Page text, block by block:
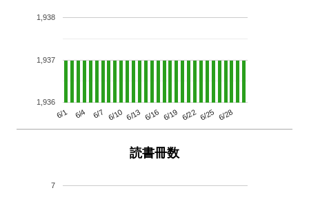
6/1 6/4 6/7 6/10 6/13 6/16 6/19 6/22 6/25 6/28
1,936
1,937
1,938
読書冊数
7